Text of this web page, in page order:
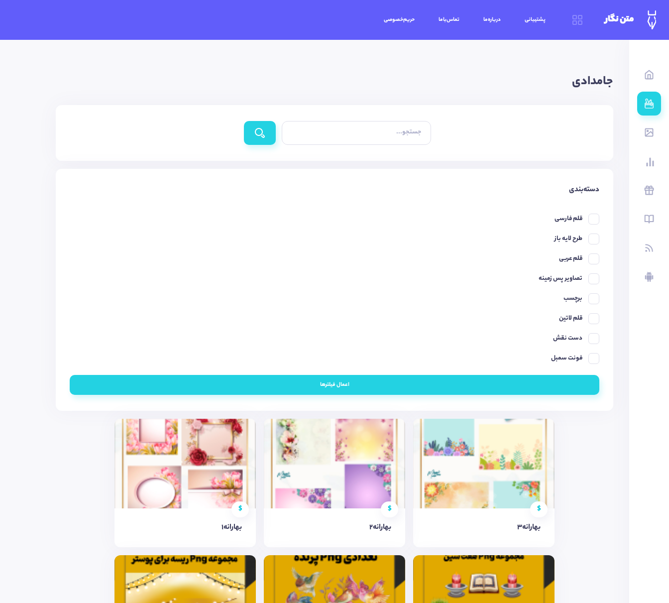
متن نگار پشتیبانی درباره‌ما تماس‌باما حریم‌خصوصی
جامدادی
جستجو...
دسته‌بندی
قلم فارسی
طرح لایه باز
قلم عربی
تصاویر پس زمینه
برچسب
قلم لاتین
دست نقش
فونت سمبل
اعمال فیلترها
$
بهارانه۳
$
بهارانه۲
$
بهارانه۱